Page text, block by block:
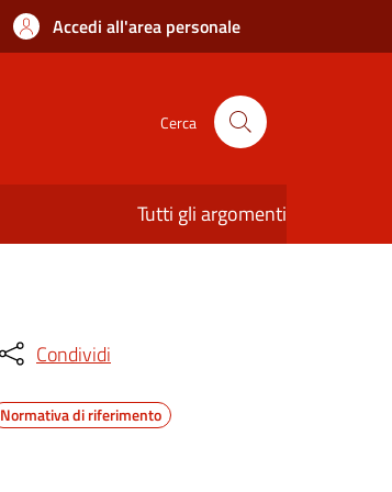
Accedi all'area personale
Cerca
Tutti gli argomenti
Condividi
Normativa di riferimento